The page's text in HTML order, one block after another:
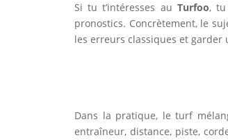
Si tu t’intéresses au Turfoo, tu
pronostics. Concrètement, le
les erreurs classiques et
Dans la pratique, le turf
entraîneur, distance, piste,